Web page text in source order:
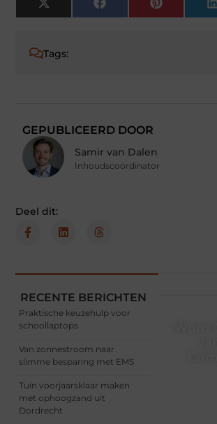
X
(Twitter)
Facebook Pinterest
Tags:
GEPUBLICEERD DOOR
Samir van Dalen
Inhoudscoördinator
Deel dit:
RECENTE BERICHTEN
Praktische keuzehulp voor
schoollaptops
Van zonnestroom naar
slimme besparing met EMS
Tuin voorjaarsklaar maken
met ophoogzand uit
Dordrecht